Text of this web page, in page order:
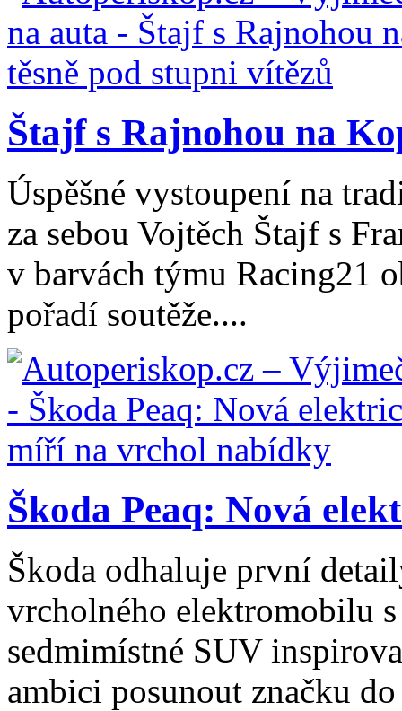
Štajf s Rajnohou na
Úspěšné vystoupení na
za sebou Vojtěch Štajf s
v barvách týmu Racing21
pořadí soutěže....
Škoda Peaq: Nová
Škoda odhaluje první
vrcholného elektromobilu s
sedmimístné SUV
ambici posunout značku